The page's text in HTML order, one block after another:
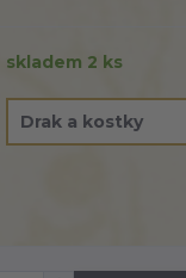
skladem 2 ks